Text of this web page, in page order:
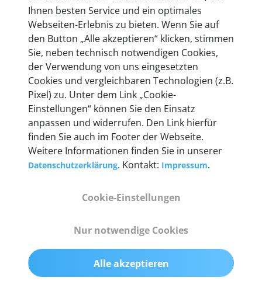
mehr als 10 Jahre Erfahrung, und auch in Zukunft
entwickeln wir unsere Produkte am Standort in
Berlin laufend weiter. Auf diese Qualität vertrauen
heute mehr als 60.000 Privatkunden und
Unternehmen.
Technische Details &
Lieferumfang
Abmessungen
Gewicht
200 g
Ihnen besten Service und ein optimales
Webseiten-Erlebnis zu bieten. Wenn Sie auf
den Button „Alle akzeptieren“ klicken, stimmen
Sie, neben technisch notwendigen Cookies,
der Verwendung von uns eingesetzten
Cookies und vergleichbaren Technologien (z.B.
Pixel) zu. Unter dem Link „Cookie-
Einstellungen“ können Sie den Einsatz
anpassen und widerrufen. Den Link hierfür
finden Sie auch im Footer der Webseite.
Weitere Informationen finden Sie in unserer
Datenschutzerklärung. Kontakt: Impressum.
Cookie-Einstellungen
Nur notwendige Cookies
Alle akzeptieren